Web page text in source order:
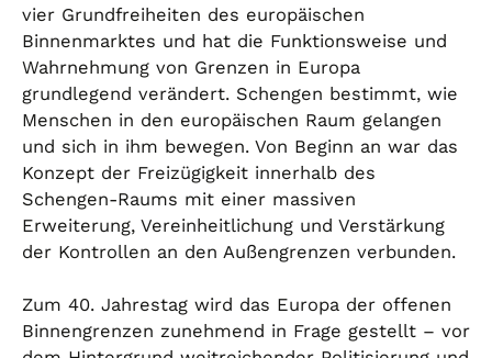
vier Grundfreiheiten des europäischen
Binnenmarktes und hat die Funktionsweise und
Wahrnehmung von Grenzen in Europa
grundlegend verändert. Schengen bestimmt, wie
Menschen in den europäischen Raum gelangen
und sich in ihm bewegen. Von Beginn an war das
Konzept der Freizügigkeit innerhalb des
Schengen-Raums mit einer massiven
Erweiterung, Vereinheitlichung und Verstärkung
der Kontrollen an den Außengrenzen verbunden.
Zum 40. Jahrestag wird das Europa der offenen
Binnengrenzen zunehmend in Frage gestellt – vor